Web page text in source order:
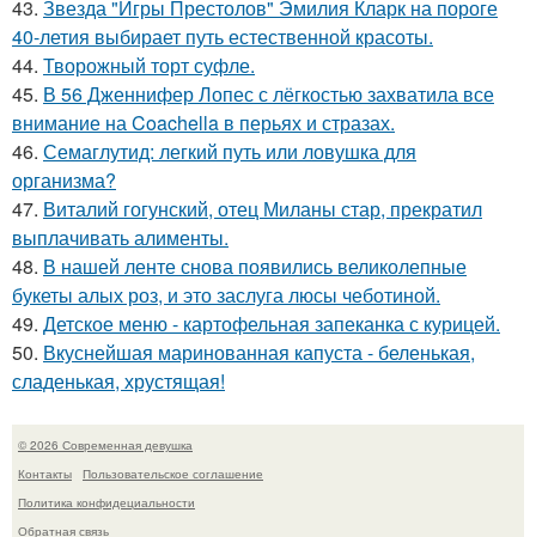
43. Звезда "Игры Престолов" Эмилия Кларк на пороге
40-летия выбирает путь естественной красоты.
44. Творожный торт суфле.
45. В 56 Дженнифер Лопес с лёгкостью захватила все
внимание на Coachella в перьях и стразах.
46. Семаглутид: легкий путь или ловушка для
организма?
47. Виталий гогунский, отец Миланы стар, прекратил
выплачивать алименты.
48. В нашей ленте снова появились великолепные
букеты алых роз, и это заслуга люсы чеботиной.
49. Детское меню - картофельная запеканка с курицей.
50. Вкуснейшая маринованная капуста - беленькая,
сладенькая, хрустящая!
© 2026 Современная девушка
Контакты
Пользовательское соглашение
Политика конфидециальности
Обратная связь